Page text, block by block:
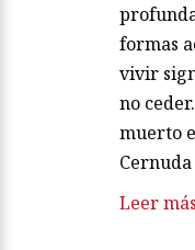
formas
vivir
no
muerto
Leer más